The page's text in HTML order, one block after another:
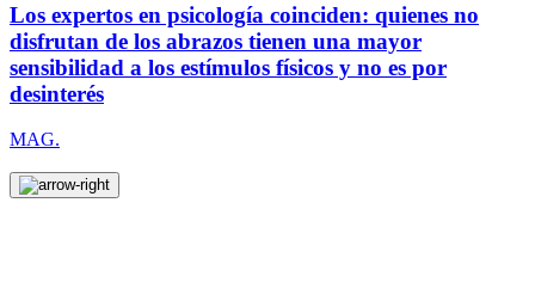
Los expertos en psicología coinciden: quienes no
disfrutan de los abrazos tienen una mayor
sensibilidad a los estímulos físicos y no es por
desinterés
MAG.